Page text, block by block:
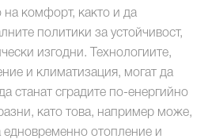
на комфорт, както и да
политики за устойчивост,
изгодни. Технологиите,
и климатизация, могат да
станат сградите по-енергийно
като това, например може,
едновременно отопление и